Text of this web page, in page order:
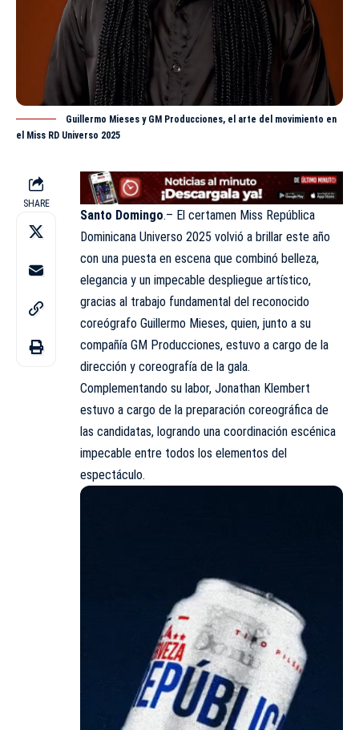
Guillermo Mieses y GM Producciones, el arte del movimiento en
el Miss RD Universo 2025
SHARE
Santo Domingo.– El certamen Miss República
Dominicana Universo 2025 volvió a brillar este año
con una puesta en escena que combinó belleza,
elegancia y un impecable despliegue artístico,
gracias al trabajo fundamental del reconocido
coreógrafo Guillermo Mieses, quien, junto a su
compañía GM Producciones, estuvo a cargo de la
dirección y coreografía de la gala.
Complementando su labor, Jonathan Klembert
estuvo a cargo de la preparación coreográfica de
las candidatas, logrando una coordinación escénica
impecable entre todos los elementos del
espectáculo.